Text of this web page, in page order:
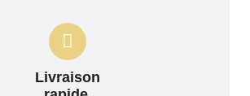
Livraison